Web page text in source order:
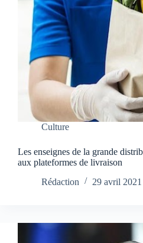
Culture
Les enseignes de la grande
aux plateformes de livraison
Rédaction
29 avril 2021